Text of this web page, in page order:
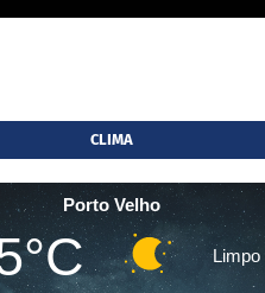
CLIMA
Porto Velho
Limpo